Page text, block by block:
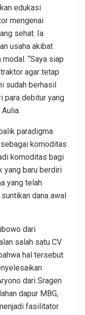
edukasi
mengenai
sehat. Ia
usaha akibat
“Saya siap
agar tetap
sudah berhasil
para debitur yang
paradigma
komoditas
komoditas bagi
yang baru berdiri
yang telah
dana awal
dari
salah satu CV
hal tersebut
dari Sragen
dapur MBG,
fasilitator